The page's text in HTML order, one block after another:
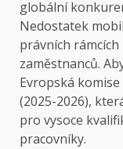
globální
Nedostatek
právních
zaměstnanců.
Evropská
(2025-2026),
pro vysoce
pracovníky.